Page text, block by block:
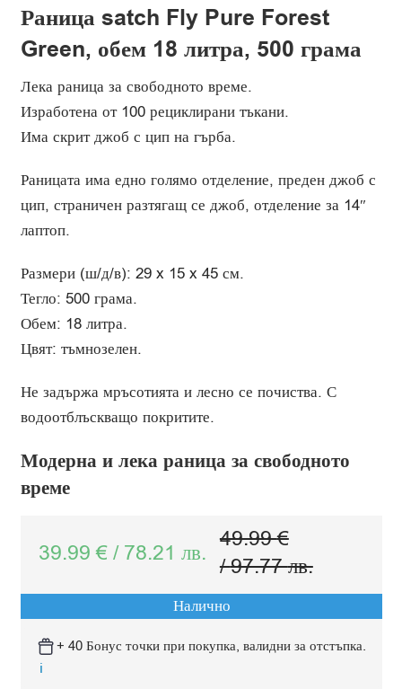
Раница satch Fly Pure Forest
Green, обем 18 литра, 500 грама
Лека раница за свободното време.
Изработена от 100 рециклирани тъкани.
Има скрит джоб с цип на гърба.
Раницата има едно голямо отделение, преден джоб с
цип, страничен разтягащ се джоб, отделение за 14″
лаптоп.
Размери (ш/д/в): 29 x 15 x 45 см.
Тегло: 500 грама.
Обем: 18 литра.
Цвят: тъмнозелен.
Не задържа мръсотията и лесно се почиства. С
водоотблъскващо покритите.
Модерна и лека раница за свободното
време
49.99€
/97.77лв.Original
price
was:
49.99 €
39.99€ /78.21лв.
Текущата
цена
е:
39.99 €
Налично
+ 40 Бонус точки при покупка, валидни за отстъпка.
ℹ️